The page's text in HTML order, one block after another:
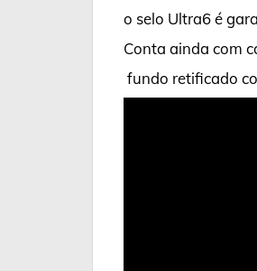
o selo Ultra6 é
Conta ainda com
fundo retificado